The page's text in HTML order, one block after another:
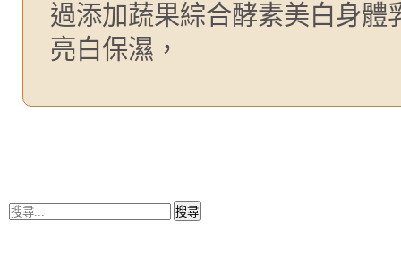
過添加蔬果綜合酵素美白身體
亮白保濕，
搜
尋